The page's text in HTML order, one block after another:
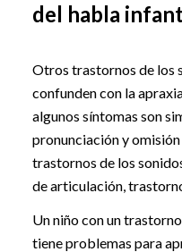
del habla
Otros trastornos de los
confunden con la
algunos síntomas son
pronunciación y
trastornos de los
de articulación,
Un niño con un
tiene problemas para